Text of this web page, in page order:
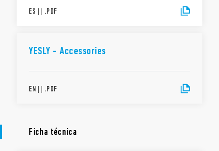
ES | | .PDF
YESLY - Accessories
EN | | .PDF
Ficha técnica